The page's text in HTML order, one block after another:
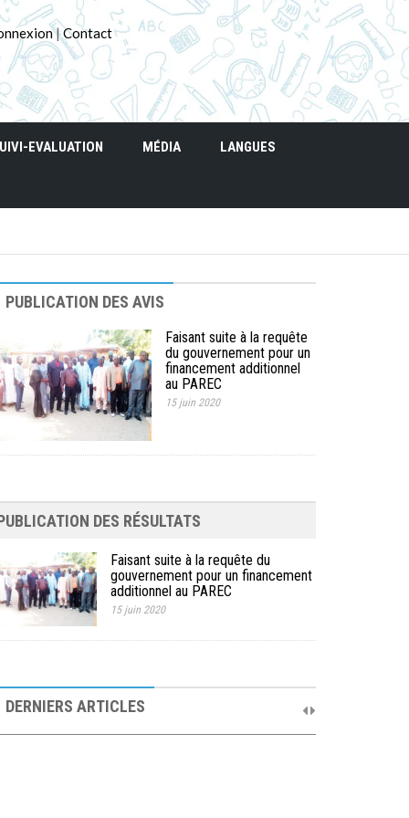
|Contact
EVALUATION MÉDIA LANGUES
PUBLICATION DES AVIS
Faisant suite à la requête
du gouvernement pour un
financement additionnel
au PAREC
15 juin 2020
DES RÉSULTATS
Faisant suite à la requête du
gouvernement pour un financement
additionnel au PAREC
15 juin 2020
DERNIERS ARTICLES
19 septembre 2025